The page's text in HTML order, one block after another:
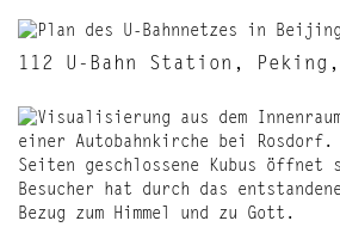
112 U-Bahn Station,